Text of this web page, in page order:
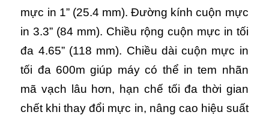
mực in 1” (25.4 mm). Đường kính cuộn mực
in 3.3” (84 mm). Chiều rộng cuộn mực in tối
đa 4.65” (118 mm). Chiều dài cuộn mực in
tối đa 600m giúp máy có thể in tem nhãn
mã vạch lâu hơn, hạn chế tối đa thời gian
chết khi thay đổi mực in, nâng cao hiệu suất